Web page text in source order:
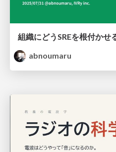
組織にどうSREを根付かせ
abnoumaru